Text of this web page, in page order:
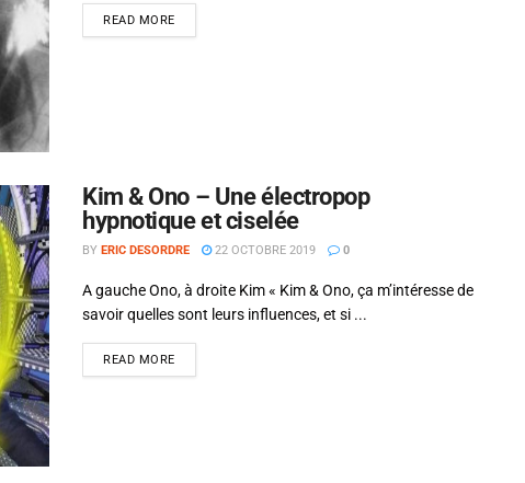
READ MORE
Kim & Ono – Une électropop
hypnotique et ciselée
BY ERIC DESORDRE 22 OCTOBRE 2019 0
A gauche Ono, à droite Kim « Kim & Ono, ça m’intéresse de
savoir quelles sont leurs influences, et si ...
READ MORE